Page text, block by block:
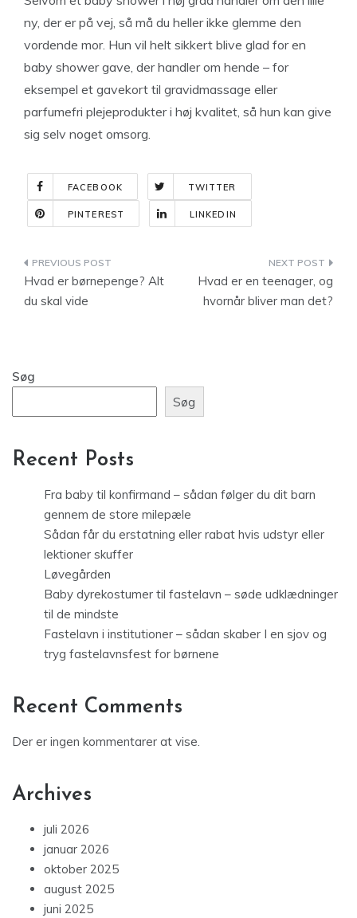
ny, der er på vej, så må du heller ikke glemme den
vordende mor. Hun vil helt sikkert blive glad for en
baby shower gave, der handler om hende – for
eksempel et gavekort til gravidmassage eller
parfumefri plejeprodukter i høj kvalitet, så hun kan give
sig selv noget omsorg.
FACEBOOK TWITTER
PINTEREST LINKEDIN
Indlægsnavigation
Hvad er børnepenge? Alt
du skal vide
Hvad er en teenager, og
hvornår bliver man det?
Søg
Søg
Recent Posts
Fra baby til konfirmand – sådan følger du dit barn
gennem de store milepæle
Sådan får du erstatning eller rabat hvis udstyr eller
lektioner skuffer
Løvegården
Baby dyrekostumer til fastelavn – søde udklædninger
til de mindste
Fastelavn i institutioner – sådan skaber I en sjov og
tryg fastelavnsfest for børnene
Recent Comments
Der er ingen kommentarer at vise.
Archives
juli 2026
januar 2026
oktober 2025
august 2025
juni 2025